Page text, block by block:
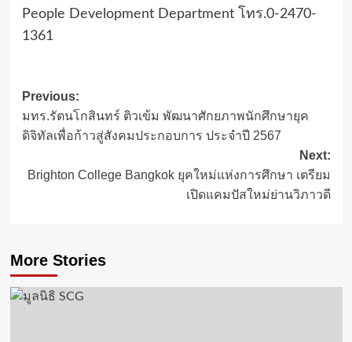
People Development Department โทร.0-2470-
1361
Post
navigation
Previous:
มทร.รัตนโกสินทร์ ติวเข้ม พัฒนาศักยภาพนักศึกษายุค
ดิจิทัลเพื่อก้าวสู่สังคมประกอบการ ประจำปี 2567
Next:
Brighton College Bangkok ยุคใหม่แห่งการศึกษา เตรียม
เปิดแคมปัสใหม่ย่านวิภาวดี
More Stories